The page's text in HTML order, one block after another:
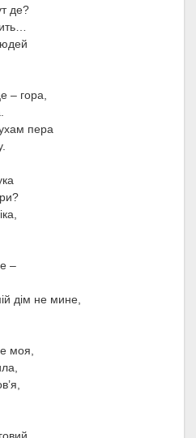
де?
– гора,
пера
–
дім не мине,
моя,